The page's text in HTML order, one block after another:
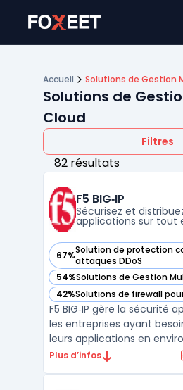
Accueil Solutions de Gestion
Solutions de
Cloud
Filtres
82 résultats
F5 BIG‑IP
Sécurisez et
applications sur tout
67%Solution de protection
attaques DDoS
— voir F5 BIG‑IP dans cette
54%Solutions de Gestion
— voir F5 BIG‑IP dans cette
42%Solutions de firewall
— voir F5 BIG‑IP dans cette
F5 BIG‑IP gère la sécurité
les entreprises ayant
leurs applications en
hybride ou multicloud. Les
Plus d’infos